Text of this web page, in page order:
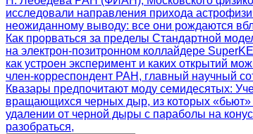
исследовали направления прихода
неожиданному выводу: все они рождаются
Как прорваться за пределы Стандартной
на электрон-позитронном коллайдере
как устроен эксперимент и каких открытий
член-корреспондент РАН, главный научный
Квазары предпочитают моду семидесятых:
вращающихся черных дыр, из которых
удалении от черной дыры с параболы на
разобраться,